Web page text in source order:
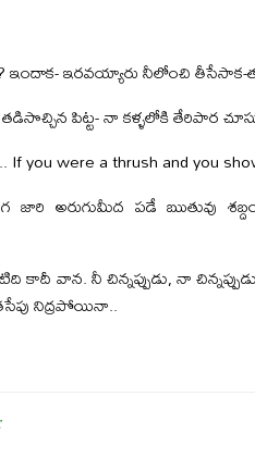
ఇందాక- ఇరవయ్యారు నీలోంచి తీసేసాక-
పిట్ట- నా కళ్ళలోకి తేరిపార
were a thrush and you
జారి అరుగుమీద పడే ఋతువు
కాదీ వాన. నీ చిన్నప్పుడు, నా
నిద్రపోయినా..